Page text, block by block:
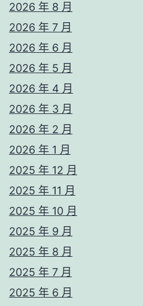
2026 年 8 月
2026 年 7 月
2026 年 6 月
2026 年 5 月
2026 年 4 月
2026 年 3 月
2026 年 2 月
2026 年 1 月
2025 年 12 月
2025 年 11 月
2025 年 10 月
2025 年 9 月
2025 年 8 月
2025 年 7 月
2025 年 6 月